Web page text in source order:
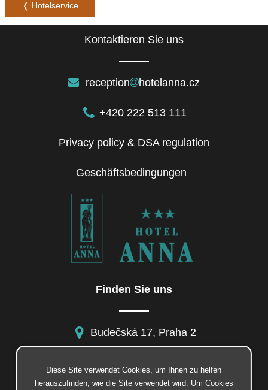
❬ Hotelservice
Kontaktieren Sie uns
reception hotelanna.cz
+420 222 513 111
Privacy policy & DSA regulation
Geschäftsbedingungen
Finden Sie uns
Budečská 17, Praha 2
Diese Site verwendet Cookies, um Ihnen zu helfen
herauszufinden, wie die Site verwendet wird. Um Cookies